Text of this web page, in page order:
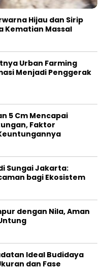
Hijau dan Sirip
Kematian Massal
Urban Farming
Menjadi Penggerak
5 Cm Mencapai
Faktor
Sungai Jakarta:
bagi Ekosistem
dengan Nila, Aman
Ideal Budidaya
dan Fase